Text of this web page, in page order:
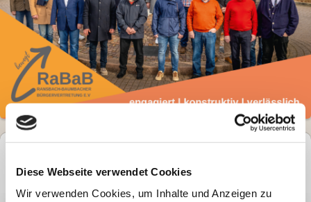
Diese Webseite verwendet Cookies
Wir verwenden Cookies, um Inhalte und Anzeigen zu
Termine